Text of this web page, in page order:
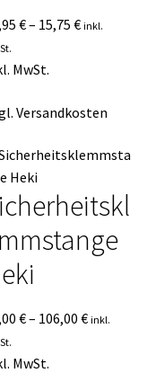
€– 15,75€ inkl.
MwSt.
Versandkosten
€– 106,00€ inkl.
MwSt.